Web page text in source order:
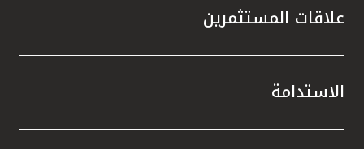
علاقات المستثمرين
الاستدامة